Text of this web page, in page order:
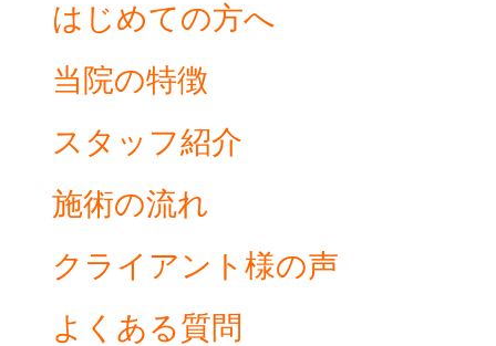
はじめての方へ
当院の特徴
スタッフ紹介
施術の流れ
クライアント様の声
よくある質問